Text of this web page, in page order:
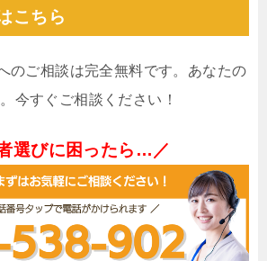
こちら
のご相談は完全無料です。あなたの
今すぐご相談ください！
選びに困ったら…／